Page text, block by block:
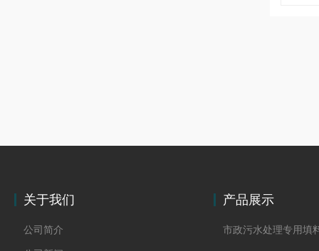
关于我们
公司简介
产品展示
市政污水处理专用填